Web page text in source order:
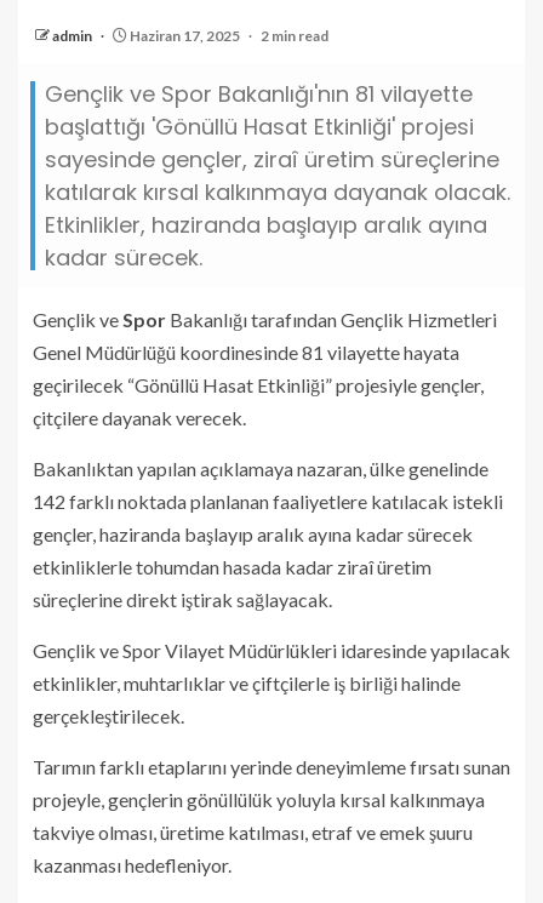
admin Haziran 17, 2025 2 min read
Gençlik ve Spor Bakanlığı'nın 81 vilayette
başlattığı 'Gönüllü Hasat Etkinliği' projesi
sayesinde gençler, ziraî üretim süreçlerine
katılarak kırsal kalkınmaya dayanak olacak.
Etkinlikler, haziranda başlayıp aralık ayına
kadar sürecek.
Gençlik veSpor Bakanlığı tarafından Gençlik Hizmetleri
Genel Müdürlüğü koordinesinde 81 vilayette hayata
geçirilecek “Gönüllü Hasat Etkinliği” projesiyle gençler,
çitçilere dayanak verecek.
Bakanlıktan yapılan açıklamaya nazaran, ülke genelinde
142 farklı noktada planlanan faaliyetlere katılacak istekli
gençler, haziranda başlayıp aralık ayına kadar sürecek
etkinliklerle tohumdan hasada kadar ziraî üretim
süreçlerine direkt iştirak sağlayacak.
Gençlik ve Spor Vilayet Müdürlükleri idaresinde yapılacak
etkinlikler, muhtarlıklar ve çiftçilerle iş birliği halinde
gerçekleştirilecek.
Tarımın farklı etaplarını yerinde deneyimleme fırsatı sunan
projeyle, gençlerin gönüllülük yoluyla kırsal kalkınmaya
takviye olması, üretime katılması, etraf ve emek şuuru
kazanması hedefleniyor.